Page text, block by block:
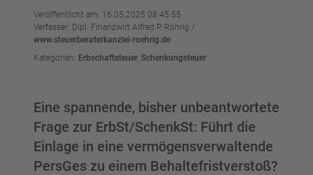
Veröffentlicht am: 16.05.2025 08:45:55
Verfasser: Dipl. Finanzwirt Alfred P. Röhrig /
www.steuerberaterkanzlei-roehrig.de
Kategorien: Erbschaftsteuer, Schenkungsteuer
Eine spannende, bisher unbeantwortete
Frage zur ErbSt/SchenkSt: Führt die
Einlage in eine vermögensverwaltende
PersGes zu einem Behaltefristverstoß?